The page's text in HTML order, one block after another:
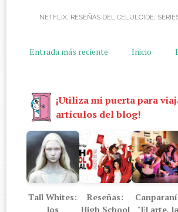
NETFLIX, RESEÑAS DEL CELULOIDE,
Entrada más reciente Inicio
¡Utiliza mi puerta para
artículos del blog!
Tall Whites:
los
Reseñas:
High School
"El arte, la